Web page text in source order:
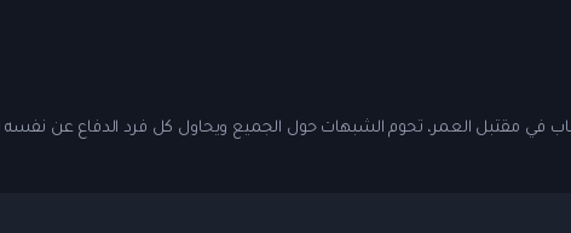
في مقتبل العمر، تحوم الشبهات حول الجميع ويحاول كل فرد الدفاع عن